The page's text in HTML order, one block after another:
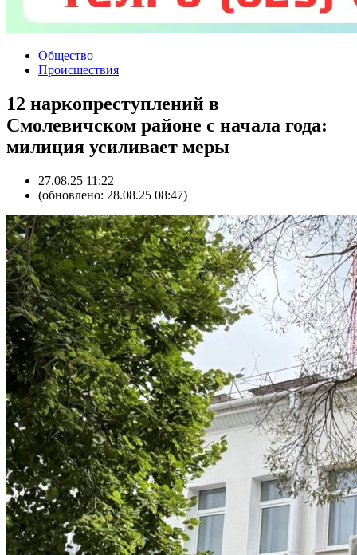
Общество
Происшествия
12 наркопреступлений в
Смолевичском районе с начала года:
милиция усиливает меры
27.08.25 11:22
(обновлено: 28.08.25 08:47)